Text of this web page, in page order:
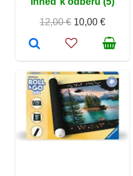
12,00 € 10,00 €